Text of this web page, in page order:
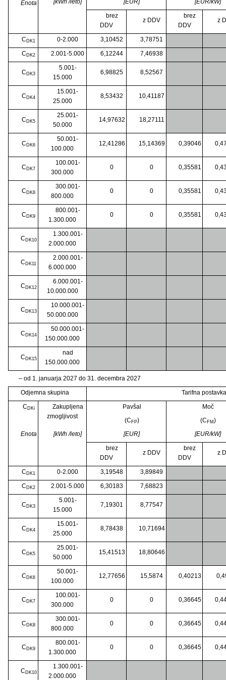
Enota [kWh /leto] [EUR]
[EUR/kW]
brez
DDV
z DDV
brez
DDV
z
CDK1 0-2.000 3,10452
3,78751
CDK2 2.001-5.000 6,12244 7,46938
CDK3
5.001-
15.000
6,98825 8,52567
CDK4
15.001-
25.000
8,53432 10,41187
CDK5
25.001-
50.000
14,97632 18,27111
CDK6
50.001-
100.000
12,41286 15,14369 0,39046
CDK7
100.001-
300.000
0 0 0,35581
CDK8
300.001-
800.000
0 0 0,35581
CDK9
800.001-
1.300.000
0 0 0,35581
C DK10
1.300.001-
2.000.000
CDK11
2.000.001-
6.000.000
C DK12
6.000.001-
10.000.000
C DK13
10.000.001-
50.000.000
C DK14
50.000.001-
150.000.000
C DK15
nad
150.000.000
– od 1. januarja 2027 do 31. decembra 2027
Odjemna skupina
Tarifna
C DKi
Zakupljena
zmogljivost
Pavšal
Moč
(C FP) (C FM )
Enota
[kWh /leto] [EUR]
[EUR/kW]
brez
DDV
z DDV
brez
DDV
z
CDK1 0-2.000 3,19548
3,89849
CDK2 2.001-5.000 6,30183 7,68823
CDK3
5.001-
15.000
7,19301 8,77547
CDK4
15.001-
25.000
8,78438 10,71694
CDK5
25.001-
50.000
15,41513 18,80646
CDK6
50.001-
100.000
12,77656 15,5874 0,40213
CDK7
100.001-
300.000
0 0 0,36645
CDK8
300.001-
800.000
0 0 0,36645
CDK9
800.001-
1.300.000
0 0 0,36645
C DK10
1.300.001-
2.000.000